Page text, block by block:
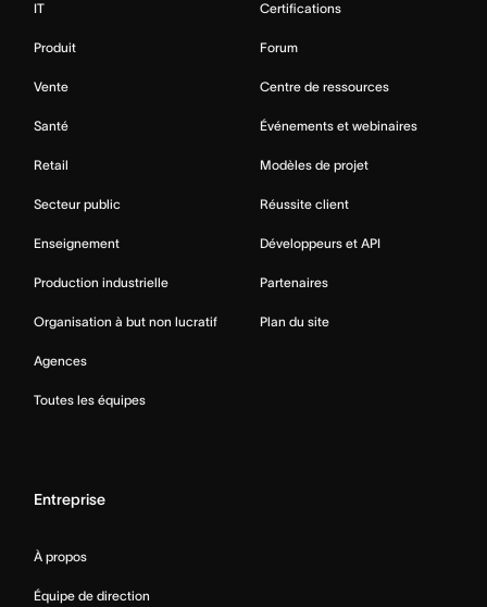
IT
Produit
Vente
Santé
Retail
Secteur public
Enseignement
Production industrielle
Organisation à but non lucratif
Agences
Toutes les équipes
Certifications
Forum
Centre de ressources
Événements et webinaires
Modèles de projet
Réussite client
Développeurs et API
Partenaires
Plan du site
Entreprise
À propos
Équipe de direction